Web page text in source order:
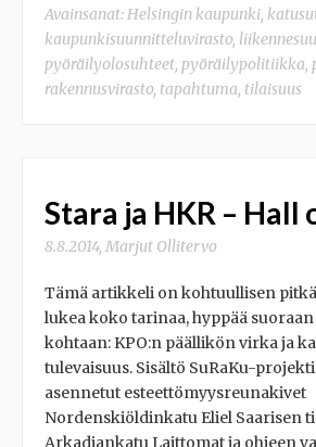
Avainsanat:Helsingin kaupunki,
kaupunkisuunnitteluvirasto,
pyöräilyolosuhteet, pyöräilypolitiikka,
rakennusvirasto, tapahtuma, tilaisuus
Stara ja HKR – Hall
8.8.2014, Marjut Ollitervo
Tämä artikkeli on kohtuullisen
lukea koko tarinaa, hyppää
kohtaan: KPO:n päällikön virka ja
tulevaisuus. Sisältö SuRaKu-
asennetut esteettömyysreunakivet
Nordenskiöldinkatu Eliel Saarisen
Arkadiankatu Laittomat ja ohjeen